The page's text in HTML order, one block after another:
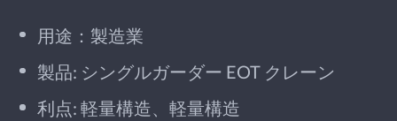
用途：製造業
製品: シングルガーダー EOT クレーン
利点: 軽量構造、軽量構造